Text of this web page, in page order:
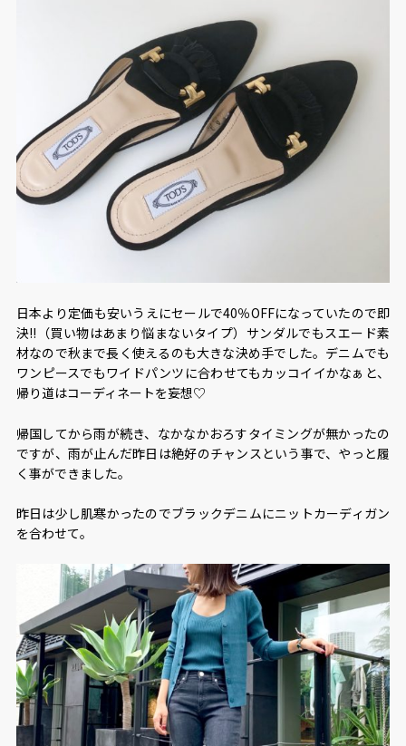
日本より定価も安いうえにセールで40％OFFになっていたので即
決!!（買い物はあまり悩まないタイプ）サンダルでもスエード素
材なので秋まで長く使えるのも大きな決め手でした。デニムでも
ワンピースでもワイドパンツに合わせてもカッコイイかなぁと、
帰り道はコーディネートを妄想♡
帰国してから雨が続き、なかなかおろすタイミングが無かったの
ですが、雨が止んだ昨日は絶好のチャンスという事で、やっと履
く事ができました。
昨日は少し肌寒かったのでブラックデニムにニットカーディガン
を合わせて。